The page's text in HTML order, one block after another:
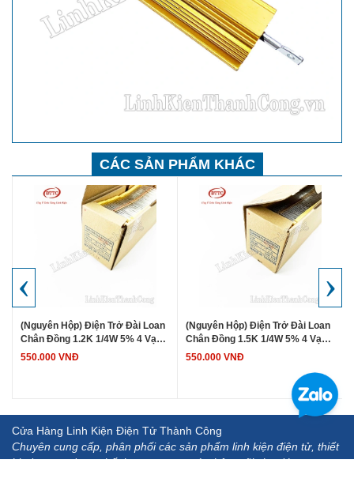
CÁC SẢN PHẨM KHÁC
(Nguyên Hộp) Điện Trở Đài Loan
Chân Đồng 1.2K 1/4W 5% 4 Vạch
Màu (5000 Chiếc)
550.000 VNĐ
(Nguyên Hộp) Điện Trở Đài Loan
Chân Đồng 1.5K 1/4W 5% 4 Vạch
Màu (5000 Chiếc)
550.000 VNĐ
‹ ›
Cửa Hàng Linh Kiện Điện Tử Thành Công
Chuyên cung cấp, phân phối các sản phẩm linh kiện điện tử, thiết
bị, dụng cụ đo.... chất lượng cao, uy tín, hậu mãi chu đáo.